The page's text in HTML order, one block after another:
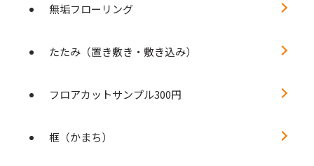
無垢フローリング
たたみ（置き敷き・敷き込み）
フロアカットサンプル300円
框（かまち）